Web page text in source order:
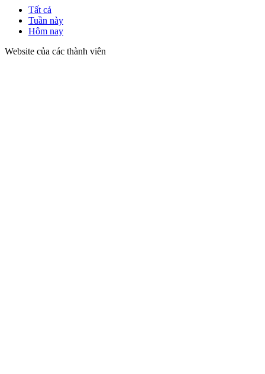
Tất cả
Tuần này
Hôm nay
Website của các thành viên